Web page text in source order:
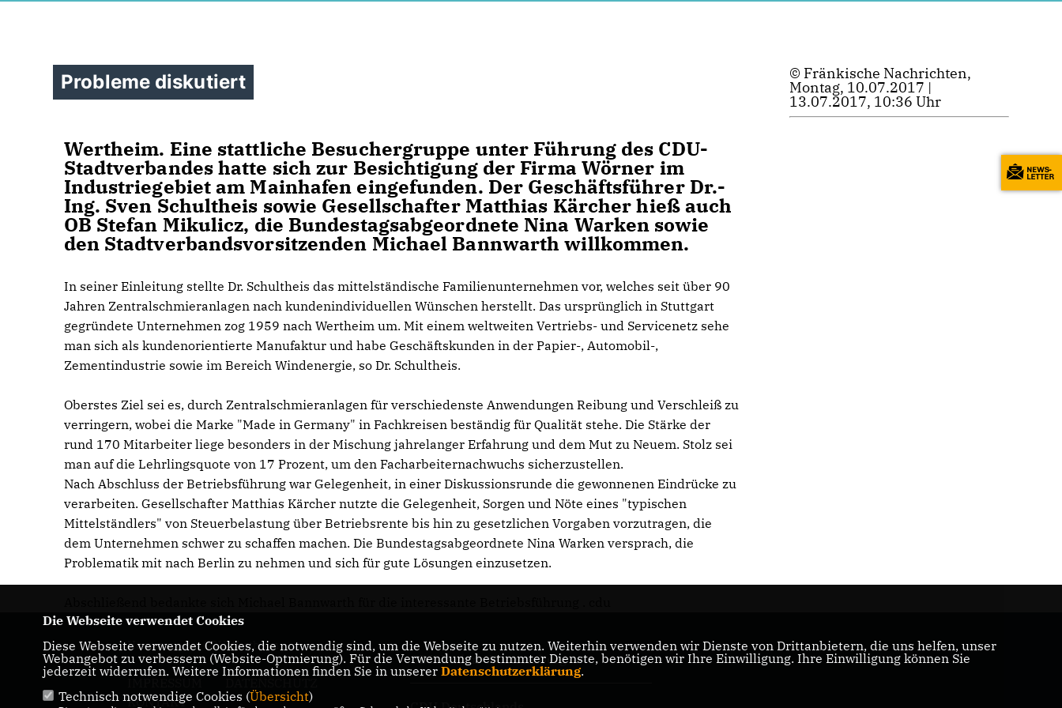
Probleme diskutiert
Wertheim. Eine stattliche Besuchergruppe unter Führung des CDU-
Stadtverbandes hatte sich zur Besichtigung der Firma Wörner im
Industriegebiet am Mainhafen eingefunden. Der Geschäftsführer Dr.-
Ing. Sven Schultheis sowie Gesellschafter Matthias Kärcher hieß auch
OB Stefan Mikulicz, die Bundestagsabgeordnete Nina Warken sowie
den Stadtverbandsvorsitzenden Michael Bannwarth willkommen.
In seiner Einleitung stellte Dr. Schultheis das mittelständische Familienunternehmen vor, welches seit über 90
Jahren Zentralschmieranlagen nach kundenindividuellen Wünschen herstellt. Das ursprünglich in Stuttgart
gegründete Unternehmen zog 1959 nach Wertheim um. Mit einem weltweiten Vertriebs- und Servicenetz sehe
man sich als kundenorientierte Manufaktur und habe Geschäftskunden in der Papier-, Automobil-,
Zementindustrie sowie im Bereich Windenergie, so Dr. Schultheis.
Oberstes Ziel sei es, durch Zentralschmieranlagen für verschiedenste Anwendungen Reibung und Verschleiß zu
verringern, wobei die Marke "Made in Germany" in Fachkreisen beständig für Qualität stehe. Die Stärke der
rund 170 Mitarbeiter liege besonders in der Mischung jahrelanger Erfahrung und dem Mut zu Neuem. Stolz sei
man auf die Lehrlingsquote von 17 Prozent, um den Facharbeiternachwuchs sicherzustellen.
Nach Abschluss der Betriebsführung war Gelegenheit, in einer Diskussionsrunde die gewonnenen Eindrücke zu
verarbeiten. Gesellschafter Matthias Kärcher nutzte die Gelegenheit, Sorgen und Nöte eines "typischen
Mittelständlers" von Steuerbelastung über Betriebsrente bis hin zu gesetzlichen Vorgaben vorzutragen, die
dem Unternehmen schwer zu schaffen machen. Die Bundestagsabgeordnete Nina Warken versprach, die
Problematik mit nach Berlin zu nehmen und sich für gute Lösungen einzusetzen.
© Fränkische Nachrichten,
Montag, 10.07.2017 |
13.07.2017, 10:36 Uhr
Homepage der CDU Wertheim
KONTAKT
CDU Baden-Württemberg
Die Webseite verwendet Cookies
Diese Webseite verwendet Cookies, die notwendig sind, um die Webseite zu nutzen. Weiterhin verwenden wir Dienste von Drittanbietern, die uns helfen, unser
Webangebot zu verbessern (Website-Optmierung). Für die Verwendung bestimmter Dienste, benötigen wir Ihre Einwilligung. Ihre Einwilligung können Sie
jederzeit widerrufen. Weitere Informationen finden Sie in unserer Datenschutzerklärung.
Technisch notwendige Cookies (Übersicht)